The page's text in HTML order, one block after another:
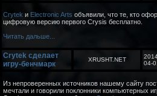
Crytek и Electronic Arts объявили, что те, кто
цифровую версию первого Crysis бесплатно.
Читать дальше...
Crytek сделает
игру-бенчмарк
XRUSHT.NET
04-
Из непроверенных источников нашему сайту
мечтали и говорили поклонники компьютерных